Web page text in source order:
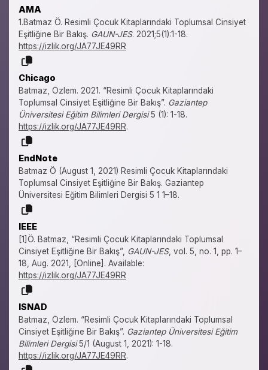
AMA
1.Batmaz Ö. Resimli Çocuk Kitaplarındaki Toplumsal Cinsiyet
Eşitliğine Bir Bakış. GAUN-JES. 2021;5(1):1-18.
https://izlik.org/JA77JE49RR
Chicago
Batmaz, Özlem. 2021. “Resimli Çocuk Kitaplarındaki
Toplumsal Cinsiyet Eşitliğine Bir Bakış”. Gaziantep
Üniversitesi Eğitim Bilimleri Dergisi5 (1): 1-18.
https://izlik.org/JA77JE49RR.
EndNote
Batmaz Ö (August 1, 2021) Resimli Çocuk Kitaplarındaki
Toplumsal Cinsiyet Eşitliğine Bir Bakış. Gaziantep
Üniversitesi Eğitim Bilimleri Dergisi 5 1 1–18.
IEEE
[1]Ö. Batmaz, “Resimli Çocuk Kitaplarındaki Toplumsal
Cinsiyet Eşitliğine Bir Bakış”, GAUN-JES, vol. 5, no. 1, pp. 1–
18, Aug. 2021, [Online]. Available:
https://izlik.org/JA77JE49RR
ISNAD
Batmaz, Özlem. “Resimli Çocuk Kitaplarındaki Toplumsal
Cinsiyet Eşitliğine Bir Bakış”. Gaziantep Üniversitesi Eğitim
Bilimleri Dergisi5/1 (August 1, 2021): 1-18.
https://izlik.org/JA77JE49RR.